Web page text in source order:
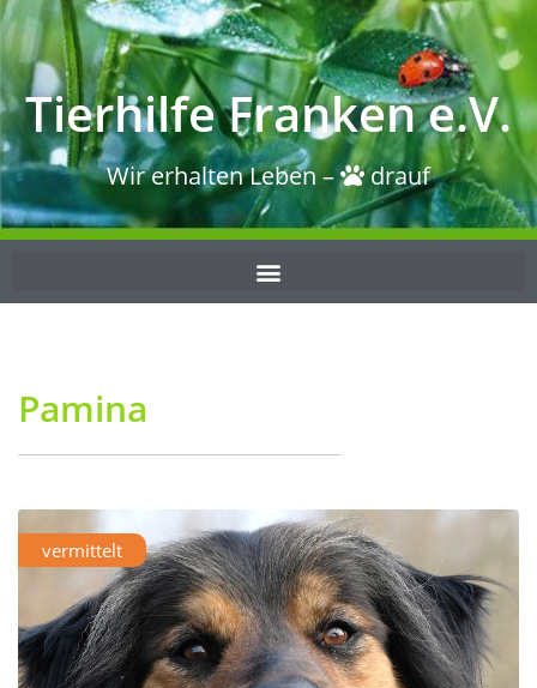
Tierhilfe Franken e.V.
Wir erhalten Leben – drauf
Pamina
vermittelt